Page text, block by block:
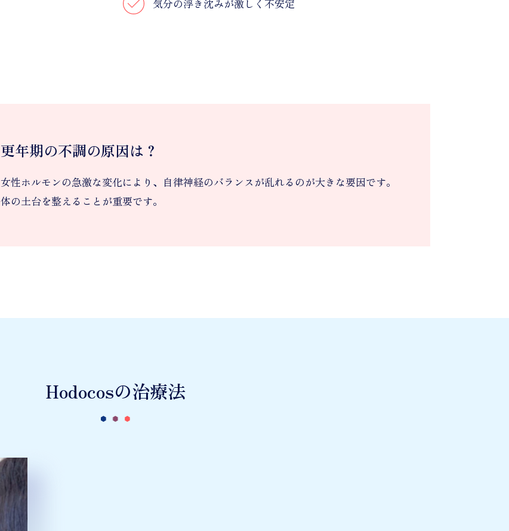
気分の浮き沈みが激しく不安定
更年期の不調の原因は？
女性ホルモンの急激な変化により、自律神経のバランスが乱れるのが大きな要因です。
体の土台を整えることが重要です。
Hodocosの治療法